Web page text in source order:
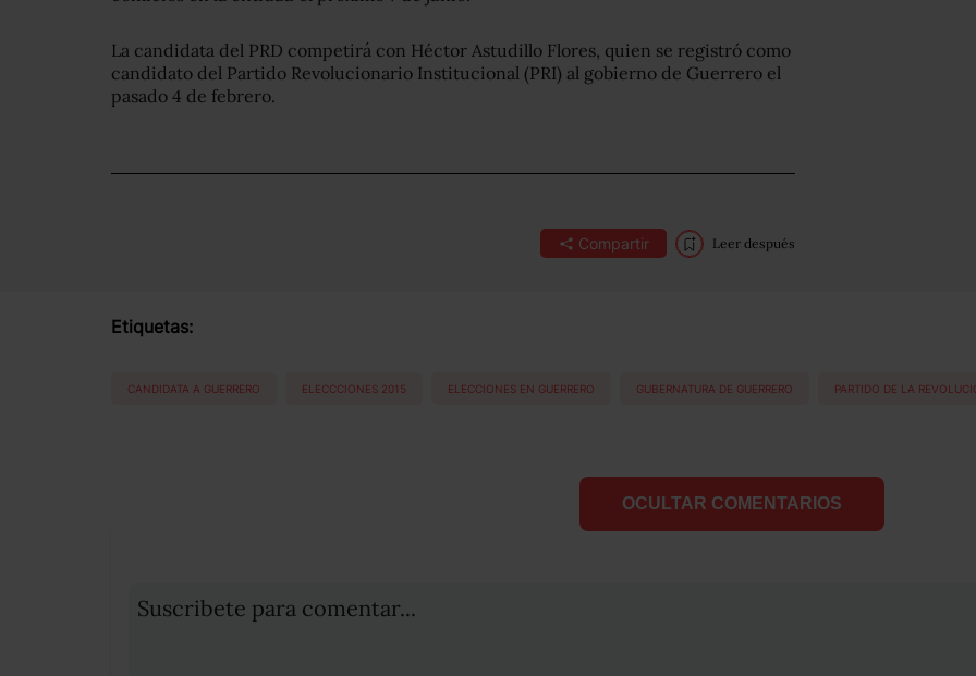
La candidata del PRD competirá con Héctor Astudillo Flores, quien se registró como
candidato del Partido Revolucionario Institucional (PRI) al gobierno de Guerrero el
pasado 4 de febrero.
Compartir Leer después
Etiquetas:
CANDIDATA A GUERRERO ELECCCIONES 2015 ELECCIONES EN GUERRERO GUBERNATURA DE GUERRERO PARTIDO DE LA
OCULTAR COMENTARIOS
Suscribete para comentar...